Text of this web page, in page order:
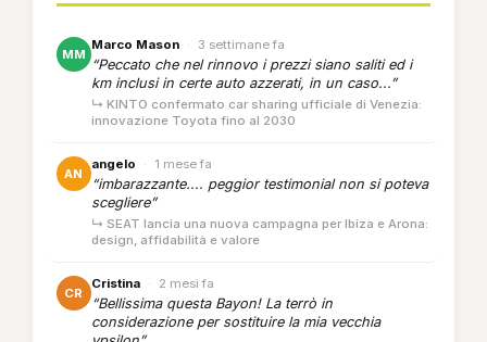
MM
Marco Mason · 3 settimane fa
“Peccato che nel rinnovo i prezzi siano saliti ed i
km inclusi in certe auto azzerati, in un caso...”
↳ KINTO confermato car sharing ufficiale di Venezia:
innovazione Toyota fino al 2030
AN
angelo · 1 mese fa
“imbarazzante.... peggior testimonial non si poteva
scegliere”
↳ SEAT lancia una nuova campagna per Ibiza e Arona:
design, affidabilità e valore
CR
Cristina · 2 mesi fa
“Bellissima questa Bayon! La terrò in
considerazione per sostituire la mia vecchia